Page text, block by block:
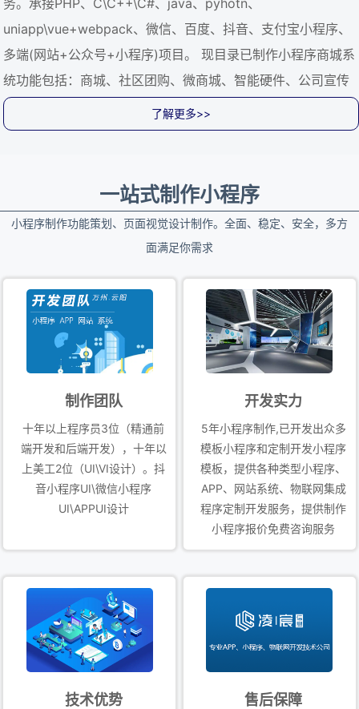
uniapp\vue+webpack、微信、百度、抖音、支付宝小程序、
多端(网站+公众号+小程序)项目。 现目录已制作小程序商城系
统功能包括：商城、社区团购、微商城、智能硬件、公司宣传
小程序、餐饮酒店、旅游住宿、二手交易、商场店铺小程序、
icon多元服务、直播、短视频、分销、营销、通信、秒杀、拼
课程 实力效率：互联网行业十多年的业务精英抱团组合，重庆
多家运营商支撑，资质齐全，流程规范！做行业内经得起考
验！ 流程规范：各项业务流程标准化、制度化、简单化、流程
客户需求，为各类门户网站、电子商务网站、企业网站等量身
定做网络解决方案，实现高效运营！ 想客户所想：为中小企
业、个人提供服务器维护、安全加固，保证服务器的安全稳定
运行！ 速度快：海量现成模板小程序和模板APP，您可以自行
QQ、线上人工客服+工单管理系统，任何问题都能在第一时间
响应！ 实时服务：专业的服务管理团队，多年服务经验，服务
更专业、更专心、更专注！ 服务区域：重庆主成区（渝中区 、
南岸区 、江北区 、渝北区 、巴南区 、北碚区 、大渡口区 、
九龙坡区 、沙坪坝区 、两江新区 、璧山区 、江津区）；区县
梁区 、梁平区 、武隆区 、城口县 、垫江县 、忠县 、云阳
县 、奉节县 、石柱县 、秀山县） 四川区域…
了解更多>>
一站式制作小程序
小程序制作功能策划、页面视觉设计制作。全面、稳定、安全，多方
面满足你需求
制作团队
十年以上程序员3位（精通前
端开发和后端开发），十年以
上美工2位（UI\VI设计）。抖
音小程序UI\微信小程序
UI\APPUI设计
开发实力
5年小程序制作,已开发出众多
模板小程序和定制开发小程序
模板，提供各种类型小程序、
APP、网站系统、物联网集成
程序定制开发服务，提供制作
小程序报价免费咨询服务
技术优势 售后保障